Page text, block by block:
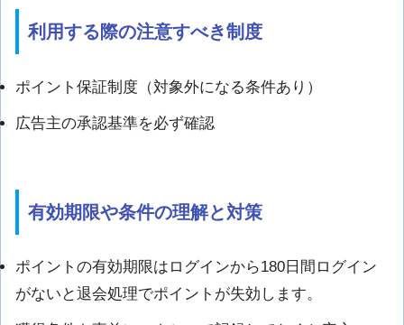
利用する際の注意すべき制度
ポイント保証制度（対象外になる条件あり）
広告主の承認基準を必ず確認
有効期限や条件の理解と対策
ポイントの有効期限はログインから180日間ログイン
がないと退会処理でポイントが失効します。